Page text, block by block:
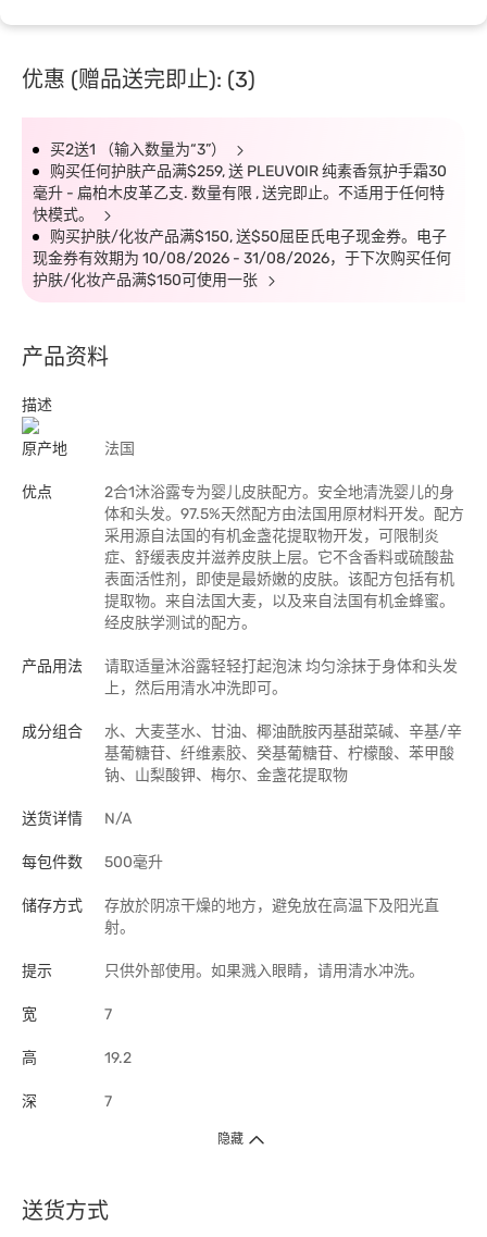
优惠 (赠品送完即止): (3)
买2送1 （输入数量为“3”）
购买任何护肤产品满$259, 送 PLEUVOIR 纯素香氛护手霜30
毫升 - 扁柏木皮革乙支. 数量有限 , 送完即止。不适用于任何特
快模式。
购买护肤/化妆产品满$150, 送$50屈臣氏电子现金券。电子
现金券有效期为 10/08/2026 - 31/08/2026，于下次购买任何
护肤/化妆产品满$150可使用一张
产品资料
描述
原产地 法国
优点
2合1沐浴露专为婴儿皮肤配方。安全地清洗婴儿的身
体和头发。97.5%天然配方由法国用原材料开发。配方
采用源自法国的有机金盏花提取物开发，可限制炎
症、舒缓表皮并滋养皮肤上层。它不含香料或硫酸盐
表面活性剂，即使是最娇嫩的皮肤。该配方包括有机
提取物。来自法国大麦，以及来自法国有机金蜂蜜。
经皮肤学测试的配方。
产品用法
请取适量沐浴露轻轻打起泡沫 均匀涂抹于身体和头发
上，然后用清水冲洗即可。
成分组合
水、大麦茎水、甘油、椰油酰胺丙基甜菜碱、辛基/辛
基葡糖苷、纤维素胶、癸基葡糖苷、柠檬酸、苯甲酸
钠、山梨酸钾、梅尔、金盏花提取物
送货详情 N/A
每包件数 500毫升
储存方式
存放於阴凉干燥的地方，避免放在高温下及阳光直
射。
提示 只供外部使用。如果溅入眼睛，请用清水冲洗。
宽 7
高 19.2
深 7
隐藏
送货方式